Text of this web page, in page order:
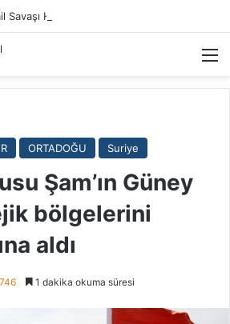
Hakkında
ORTADOĞU Suriye
Şam’ın Güney
bölgelerini
aldı
746 1 dakika okuma süresi